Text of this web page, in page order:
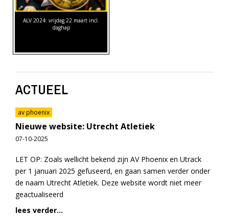
ALV 2024: vrijdag 22 maart incl.
daghap
ACTUEEL
av phoenix
Nieuwe website: Utrecht Atletiek
07-10-2025
LET OP: Zoals wellicht bekend zijn AV Phoenix en Utrack
per 1 januari 2025 gefuseerd, en gaan samen verder onder
de naam Utrecht Atletiek. Deze website wordt niet meer
geactualiseerd
lees verder...